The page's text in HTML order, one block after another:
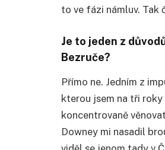
to ve fázi námluv. Tak
Je to jeden z
Bezruče?
Přímo ne. Jedním z
kterou jsem na tři
koncentrovaně
Downey mi nasadil